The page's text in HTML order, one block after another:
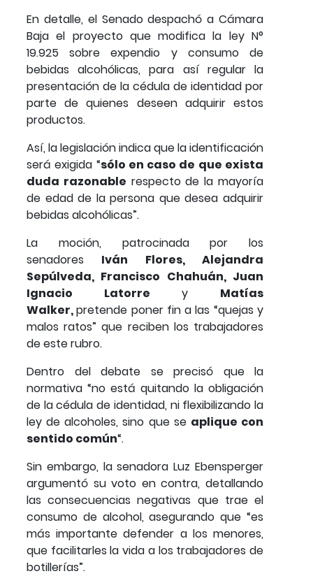
En detalle, el Senado despachó a Cámara
Baja el proyecto que modifica la ley N°
19.925 sobre expendio y consumo de
bebidas alcohólicas, para así regular la
presentación de la cédula de identidad por
parte de quienes deseen adquirir estos
productos.
Así, la legislación indica que la identificación
será exigida “sólo en caso de que exista
duda razonable respecto de la mayoría
de edad de la persona que desea adquirir
bebidas alcohólicas”.
La moción, patrocinada por los
senadores Iván Flores, Alejandra
Sepúlveda, Francisco Chahuán, Juan
Ignacio Latorre y Matías
Walker,pretende poner fin a las “quejas y
malos ratos” que reciben los trabajadores
de este rubro.
Dentro del debate se precisó que la
normativa “no está quitando la obligación
de la cédula de identidad, ni flexibilizando la
ley de alcoholes, sino que se aplique con
sentido común“.
Sin embargo, la senadora Luz Ebensperger
argumentó su voto en contra, detallando
las consecuencias negativas que trae el
consumo de alcohol, asegurando que “es
más importante defender a los menores,
que facilitarles la vida a los trabajadores de
botillerías”.